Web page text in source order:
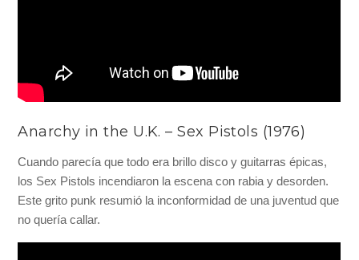
Anarchy in the U.K. – Sex Pistols (1976)
Cuando parecía que todo era brillo disco y guitarras épicas,
los Sex Pistols incendiaron la escena con rabia y desorden.
Este grito punk resumió la inconformidad de una juventud que
no quería callar.